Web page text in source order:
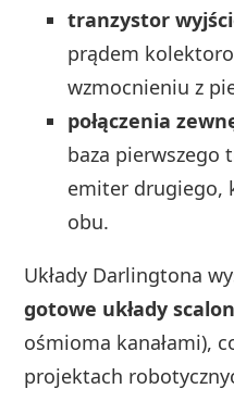
tranzystor
prądem
wzmocnieniu z
połączenia
baza pierwszego
emiter drugiego,
obu.
Układy Darlingtona
gotowe układy
ośmioma kanałami),
projektach